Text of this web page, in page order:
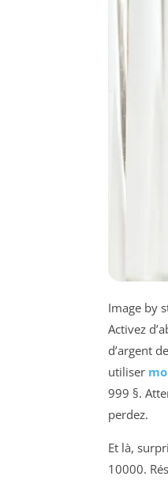
Image by
Activez
d’argent
utiliser
999 §.
perdez.
Et là,
10000.